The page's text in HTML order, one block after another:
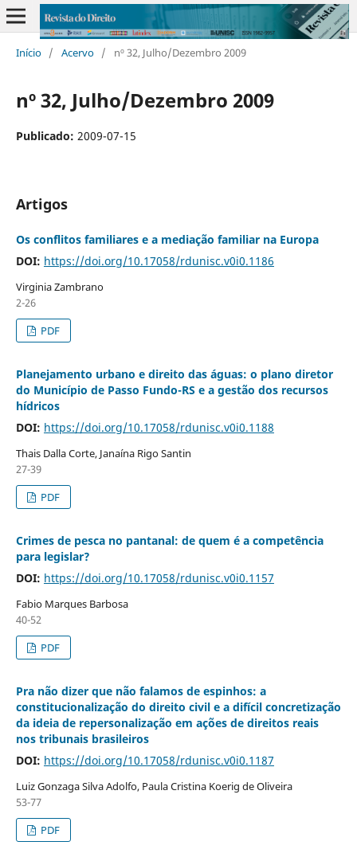
Início / Acervo / nº 32, Julho/Dezembro 2009
nº 32, Julho/Dezembro 2009
Publicado: 2009-07-15
Artigos
Os conflitos familiares e a mediação familiar na Europa
DOI: https://doi.org/10.17058/rdunisc.v0i0.1186
Virginia Zambrano
2-26
PDF
Planejamento urbano e direito das águas: o plano diretor
do Município de Passo Fundo-RS e a gestão dos recursos
hídricos
DOI: https://doi.org/10.17058/rdunisc.v0i0.1188
Thais Dalla Corte, Janaína Rigo Santin
27-39
PDF
Crimes de pesca no pantanal: de quem é a competência
para legislar?
DOI: https://doi.org/10.17058/rdunisc.v0i0.1157
Fabio Marques Barbosa
40-52
PDF
Pra não dizer que não falamos de espinhos: a
constitucionalização do direito civil e a difícil concretização
da ideia de repersonalização em ações de direitos reais
nos tribunais brasileiros
DOI: https://doi.org/10.17058/rdunisc.v0i0.1187
Luiz Gonzaga Silva Adolfo, Paula Cristina Koerig de Oliveira
53-77
PDF